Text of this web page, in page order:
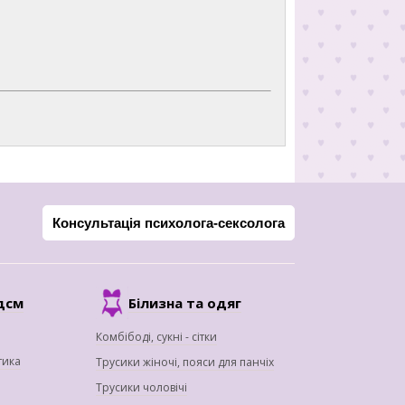
Консультація психолога-сексолога
Білизна та одяг
Комбібоді, сукні - сітки
Трусики жіночі, пояси для панчіх
Трусики чоловічі